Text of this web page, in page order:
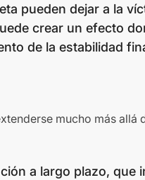
pueden dejar a la
crear un efecto
de la estabilidad
mucho más allá
a largo plazo, que